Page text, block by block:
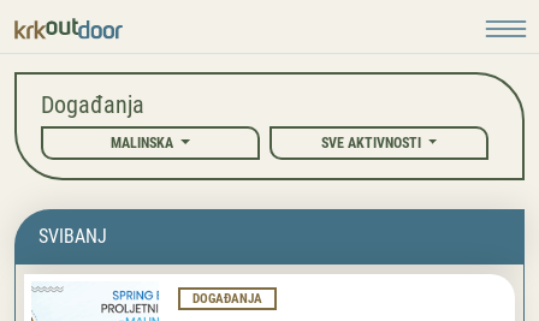
Događanja
MALINSKA SVE AKTIVNOSTI
SVIBANJ
DOGAĐANJA